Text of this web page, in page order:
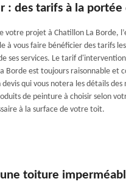
: des tarifs à la portée
votre projet à Chatillon La Borde,
à vous faire bénéficier des tarifs
ses services. Le tarif
Borde est toujours raisonnable et
qui vous notera les détails
de peinture à choisir selon
à la surface de votre toit.
toiture